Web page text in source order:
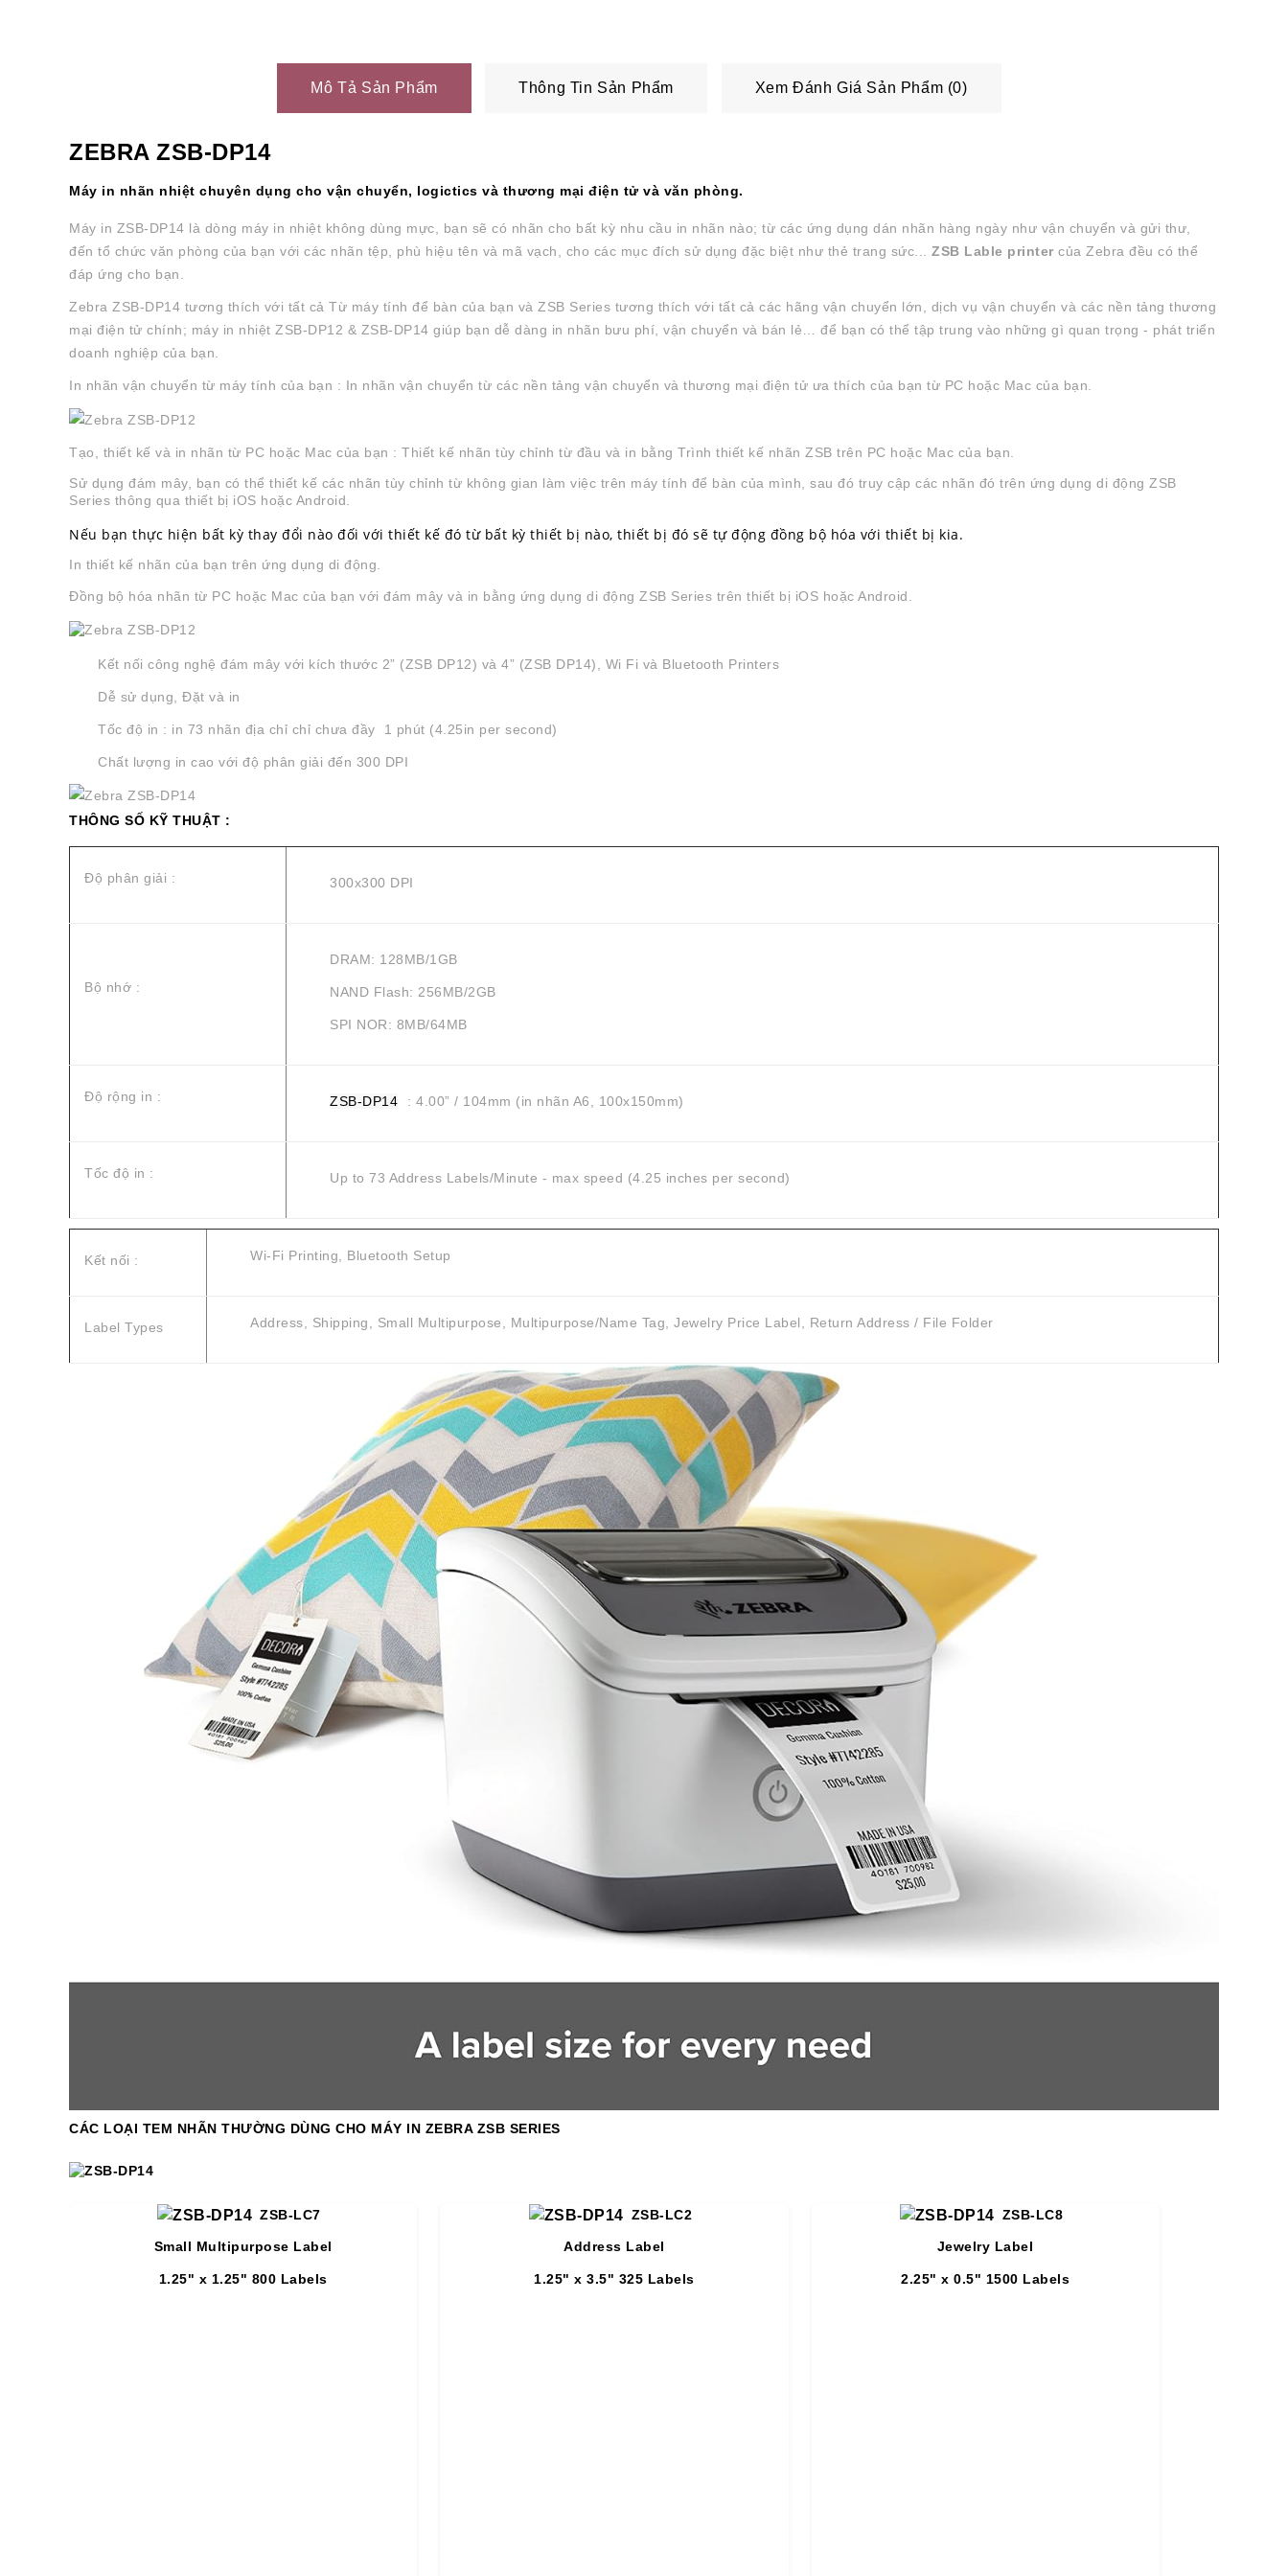
Mô Tả Sản Phẩm Thông Tin Sản Phẩm Xem Đánh Giá Sản Phẩm (0)
ZEBRA ZSB-DP14
Máy in nhãn nhiệt chuyên dụng cho vận chuyển, logictics và thương mại điện tử và văn phòng.
Máy in ZSB-DP14 là dòng máy in nhiệt không dùng mực, bạn sẽ có nhãn cho bất kỳ nhu cầu in nhãn nào; từ các ứng dụng dán nhãn hàng ngày như vận chuyển và gửi thư,
đến tổ chức văn phòng của bạn với các nhãn tệp, phù hiệu tên và mã vạch, cho các mục đích sử dụng đặc biệt như thẻ trang sức... ZSB Lable printer của Zebra đều có thể
đáp ứng cho bạn.
Zebra ZSB-DP14 tương thích với tất cả Từ máy tính để bàn của bạn và ZSB Series tương thích với tất cả các hãng vận chuyển lớn, dịch vụ vận chuyển và các nền tảng thương
mại điện tử chính; máy in nhiệt ZSB-DP12 & ZSB-DP14 giúp bạn dễ dàng in nhãn bưu phí, vận chuyển và bán lẻ… để bạn có thể tập trung vào những gì quan trọng - phát triển
doanh nghiệp của bạn.
In nhãn vận chuyển từ máy tính của bạn : In nhãn vận chuyển từ các nền tảng vận chuyển và thương mại điện tử ưa thích của bạn từ PC hoặc Mac của bạn.
Tạo, thiết kế và in nhãn từ PC hoặc Mac của bạn : Thiết kế nhãn tùy chỉnh từ đầu và in bằng Trình thiết kế nhãn ZSB trên PC hoặc Mac của bạn.
Sử dụng đám mây, bạn có thể thiết kế các nhãn tùy chỉnh từ không gian làm việc trên máy tính để bàn của mình, sau đó truy cập các nhãn đó trên ứng dụng di động ZSB
Series thông qua thiết bị iOS hoặc Android.
Nếu bạn thực hiện bất kỳ thay đổi nào đối với thiết kế đó từ bất kỳ thiết bị nào, thiết bị đó sẽ tự động đồng bộ hóa với thiết bị kia.
In thiết kế nhãn của bạn trên ứng dụng di động.
Đồng bộ hóa nhãn từ PC hoặc Mac của bạn với đám mây và in bằng ứng dụng di động ZSB Series trên thiết bị iOS hoặc Android.
Kết nối công nghệ đám mây với kích thước 2” (ZSB DP12) và 4” (ZSB DP14), Wi Fi và Bluetooth Printers
Dễ sử dụng, Đặt và in
Tốc độ in : in 73 nhãn địa chỉ chỉ chưa đầy 1 phút (4.25in per second)
Chất lượng in cao với độ phân giải đến 300 DPI
THÔNG SỐ KỸ THUẬT :
Độ phân giải : 300x300 DPI
Bộ nhớ :
DRAM: 128MB/1GB
NAND Flash: 256MB/2GB
SPI NOR: 8MB/64MB
Độ rộng in : ZSB-DP14 : 4.00” / 104mm (in nhãn A6, 100x150mm)
Tốc độ in : Up to 73 Address Labels/Minute - max speed (4.25 inches per second)
Kết nối : Wi-Fi Printing, Bluetooth Setup
Label Types Address, Shipping, Small Multipurpose, Multipurpose/Name Tag, Jewelry Price Label, Return Address / File Folder
CÁC LOẠI TEM NHÃN THƯỜNG DÙNG CHO MÁY IN ZEBRA ZSB SERIES
ZSB-LC7
Small Multipurpose Label
1.25" x 1.25" 800 Labels
ZSB-LC2
Address Label
1.25" x 3.5" 325 Labels
ZSB-LC8
Jewelry Label
2.25" x 0.5" 1500 Labels